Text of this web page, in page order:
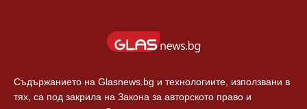
Съдържанието на Glasnews.bg и технологиите, използвани в
тях, са под закрила на Закона за авторското право и